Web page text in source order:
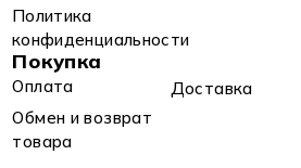
Политика
конфиденциальности
Покупка
Оплата
Доставка
Обмен и возврат
товара